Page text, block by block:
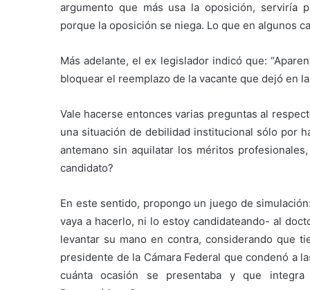
argumento que más usa la oposición, serviría
porque la oposición se niega. Lo que en algunos
Más adelante, el ex legislador indicó que:
bloquear el reemplazo de la vacante que dejó en
Vale hacerse entonces varias preguntas al
una situación de debilidad institucional sólo por
antemano sin aquilatar los méritos
candidato?
En este sentido, propongo un juego de
vaya a hacerlo, ni lo estoy candidateando- al
levantar su mano en contra, considerando que
presidente de la Cámara Federal que condenó a
cuánta ocasión se presentaba y que integra